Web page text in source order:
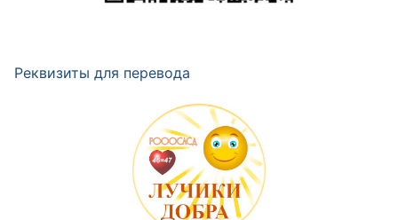
Реквизиты для перевода